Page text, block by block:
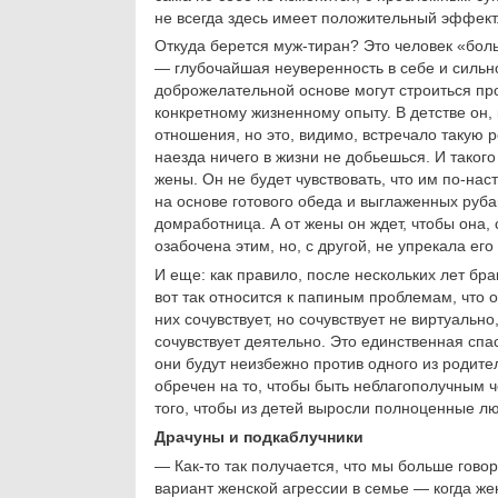
не всегда здесь имеет положительный
Откуда берется муж-тиран? Это человек
— глубочайшая неуверенность в себе и
доброжелательной основе могут строиться
конкретному жизненному опыту. В детстве
отношения, но это, видимо, встречало такую
наезда ничего в жизни не добьешься. И
жены. Он не будет чувствовать, что им по-
на основе готового обеда и выглаженных
домработница. А от жены он ждет, чтобы
озабочена этим, но, с другой, не упрекала его
И еще: как правило, после нескольких лет
вот так относится к папиным проблемам, что
них сочувствует, но сочувствует не
сочувствует деятельно. Это единственная
они будут неизбежно против одного из
обречен на то, чтобы быть
того, чтобы из детей выросли полноценные
Драчуны и подкаблучники
— Как-то так получается, что мы больше
вариант женской агрессии в семье — когда